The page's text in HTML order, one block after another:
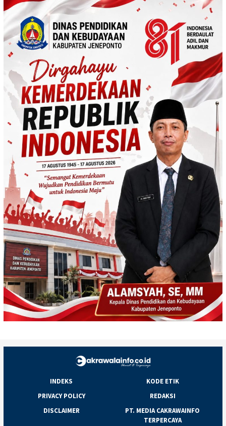
INDEKS
KODE ETIK
PRIVACY POLICY
REDAKSI
DISCLAIMER
PT. MEDIA CAKRAWAINFO
TERPERCAYA